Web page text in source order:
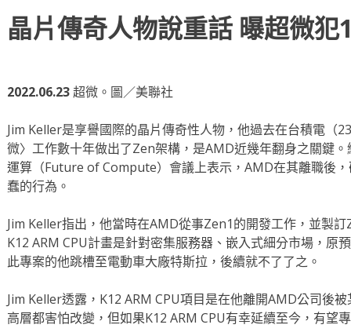
晶片傳奇人物說重話 曝超微犯
2022.06.23超微。圖／美聯社
Jim Keller是享譽國際的晶片傳奇性人物，他過去在台積電（
微〉工作數十年做出了Zen架構，是AMD近幾年翻身之關鍵
運算（Future of Compute）會議上表示，AMD在其離職後
蠢的行為。
Jim Keller指出，他當時在AMD從事Zen1的開發工作，並製
K12 ARM CPU計畫是針對密集服務器、嵌入式細分市場，原
此專案的他跳槽至電動車大廠特斯拉，後續就不了了之。
Jim Keller透露，K12 ARM CPU項目是在他離開AMD公司後
高層都害怕改變，但如果K12 ARM CPU有幸延續至今，有望